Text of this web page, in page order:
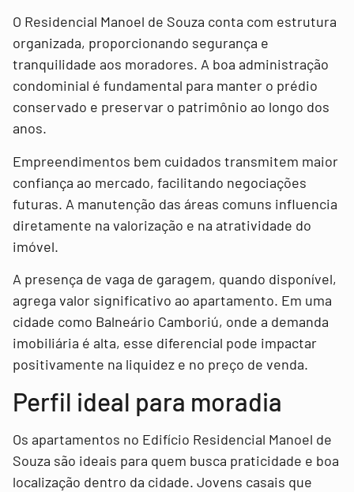
O Residencial Manoel de Souza conta com estrutura
organizada, proporcionando segurança e
tranquilidade aos moradores. A boa administração
condominial é fundamental para manter o prédio
conservado e preservar o patrimônio ao longo dos
anos.
Empreendimentos bem cuidados transmitem maior
confiança ao mercado, facilitando negociações
futuras. A manutenção das áreas comuns influencia
diretamente na valorização e na atratividade do
imóvel.
A presença de vaga de garagem, quando disponível,
agrega valor significativo ao apartamento. Em uma
cidade como Balneário Camboriú, onde a demanda
imobiliária é alta, esse diferencial pode impactar
positivamente na liquidez e no preço de venda.
Perfil ideal para moradia
Os apartamentos no Edifício Residencial Manoel de
Souza são ideais para quem busca praticidade e boa
localização dentro da cidade. Jovens casais que